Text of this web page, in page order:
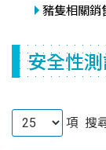
豬隻相關銷
安全性
項 搜